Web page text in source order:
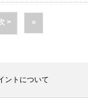
> »
ントについて